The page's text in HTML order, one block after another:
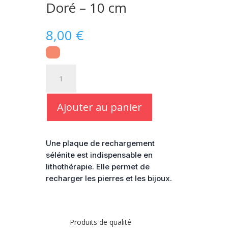
Doré – 10 cm
8,00 €
Plaque
rechargement
-
Arbre
de
vie
Ajouter au panier
Une plaque de rechargement
sélénite est indispensable en
lithothérapie. Elle permet de
recharger les pierres et les bijoux.
Produits de qualité